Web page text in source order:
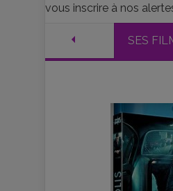
vous inscrire à nos
SES